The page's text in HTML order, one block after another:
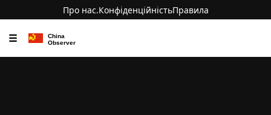
Про нас.КонфіденційністьПравила
☰